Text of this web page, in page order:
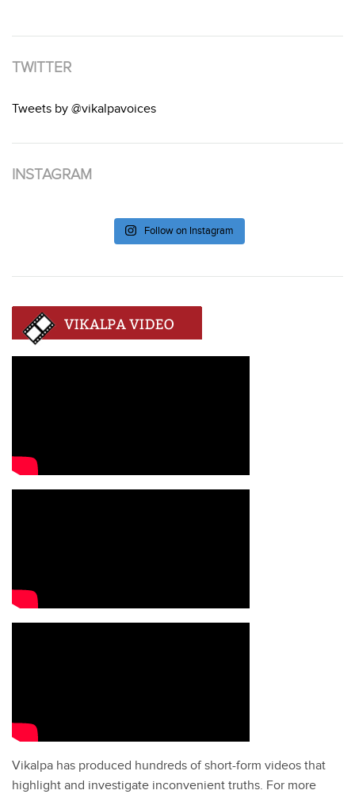
TWITTER
Tweets by @vikalpavoices
INSTAGRAM
Follow on Instagram
Vikalpa has produced hundreds of short-form videos that
highlight and investigate inconvenient truths. For more